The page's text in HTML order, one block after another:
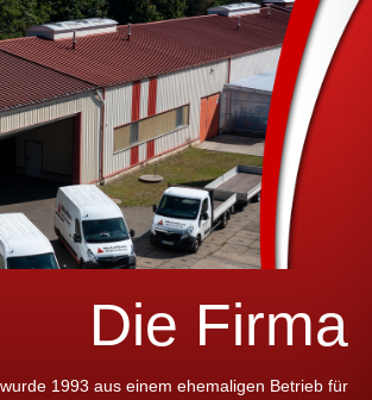
Die Firma
1993 aus einem ehemaligen Betrieb für